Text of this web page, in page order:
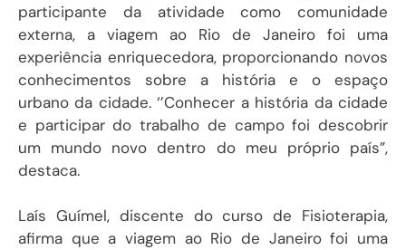
participante da atividade como comunidade
externa, a viagem ao Rio de Janeiro foi uma
experiência enriquecedora, proporcionando novos
conhecimentos sobre a história e o espaço
urbano da cidade. ‘’Conhecer a história da cidade
e participar do trabalho de campo foi descobrir
um mundo novo dentro do meu próprio país”,
destaca.
Laís Guímel, discente do curso de Fisioterapia,
afirma que a viagem ao Rio de Janeiro foi uma